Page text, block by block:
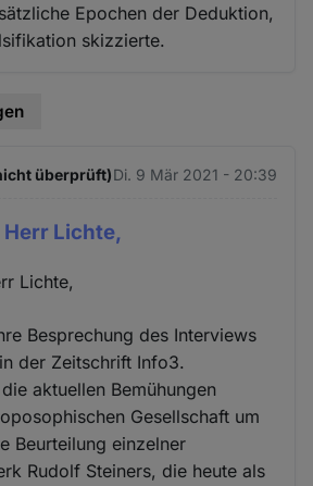
Epochen der Deduktion,
skizzierte.
überprüft)Di. 9 Mär 2021 - 20:39
Lichte,
Lichte,
Besprechung des Interviews
der Zeitschrift Info3.
aktuellen Bemühungen
Gesellschaft um
Beurteilung einzelner
Rudolf Steiners, die heute als